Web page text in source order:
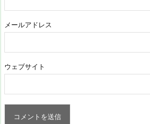
メールアドレス
ウェブサイト